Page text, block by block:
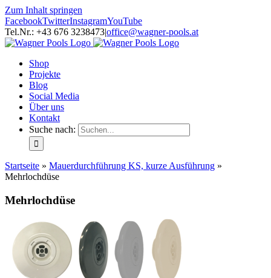
Zum Inhalt springen
FacebookTwitterInstagramYouTube
Tel.Nr.: +43 676 3238473|office@wagner-pools.at
Shop
Projekte
Blog
Social Media
Über uns
Kontakt
Suche nach:
Startseite » Mauerdurchführung KS, kurze Ausführung »
Mehrlochdüse
Mehrlochdüse